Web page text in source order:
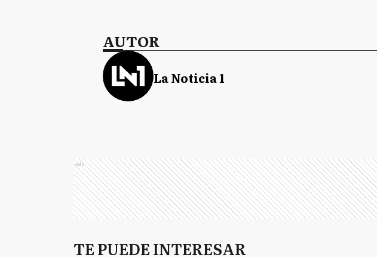
AUTOR
La Noticia 1
Ads
TE PUEDE INTERESAR